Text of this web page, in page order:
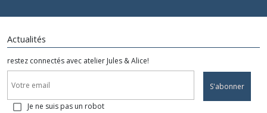
Actualités
restez connectés avec atelier Jules & Alice!
S'abonner
Je ne suis pas un robot